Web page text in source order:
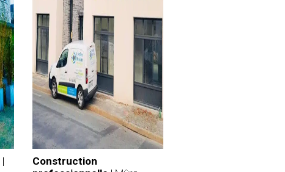
|
Construction